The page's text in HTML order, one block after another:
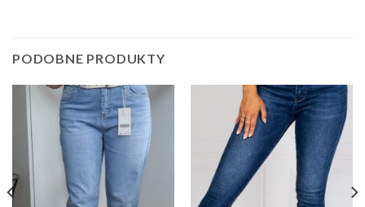
PODOBNE PRODUKTY